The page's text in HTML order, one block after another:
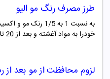
طرز مصرف رنگ مو الیو
به نسبت 1 به 1/5
خودرا به مواد آغشته و بعد از 20 تا 30 دقیقه آبکشی نمایید.
لزوم محافظت از مو بعد از